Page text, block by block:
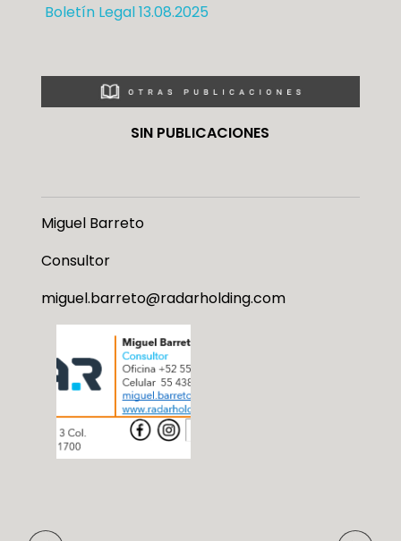
Boletín Legal 13.08.2025
SIN PUBLICACIONES
Miguel Barreto
Consultor
miguel.barreto@radarholding.com